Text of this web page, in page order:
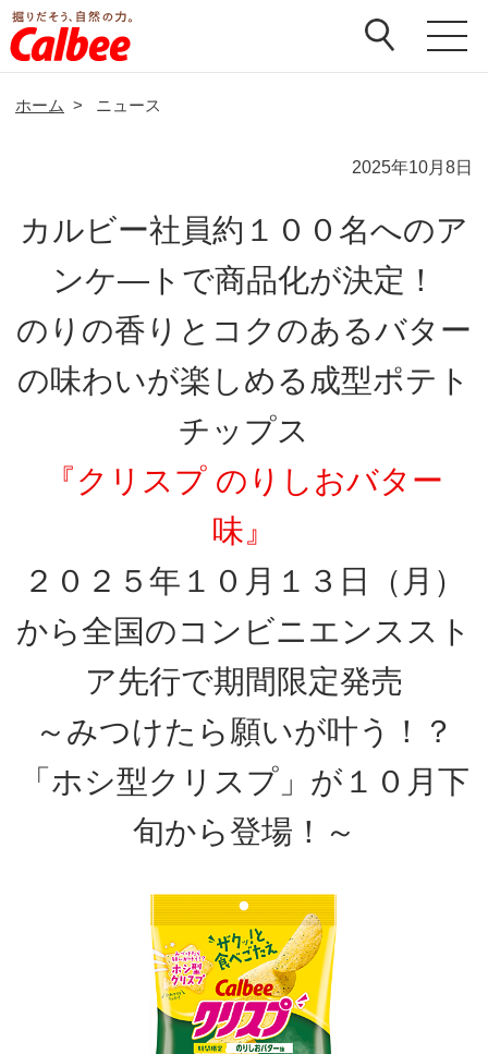
ホーム > ニュース
2025年10月8日
カルビー社員約１００名へのア
ンケ―トで商品化が決定！
のりの香りとコクのあるバター
の味わいが楽しめる成型ポテト
チップス
『クリスプ のりしおバター
味』
２０２５年１０月１３日（月）
から全国のコンビニエンススト
ア先行で期間限定発売
～みつけたら願いが叶う！？
「ホシ型クリスプ」が１０月下
旬から登場！～